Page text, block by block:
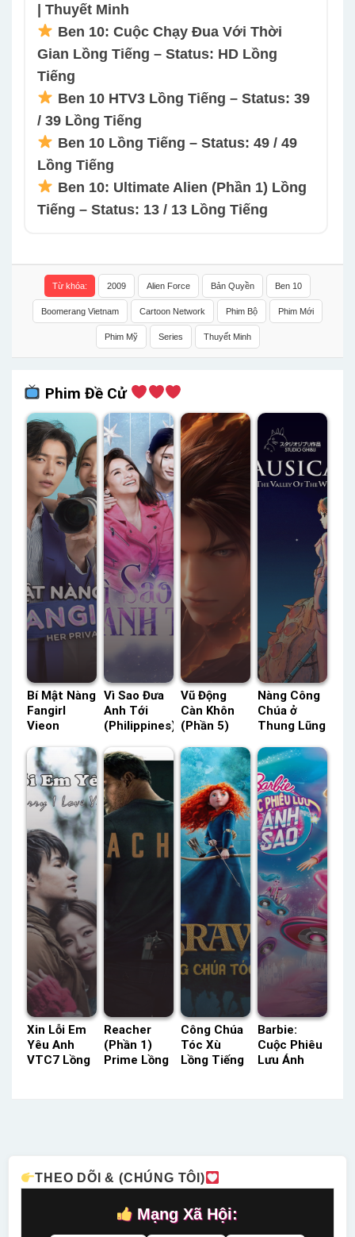
| Thuyết Minh
Ben 10: Cuộc Chạy Đua Với Thời
Gian Lồng Tiếng – Status: HD Lồng
Tiếng
Ben 10 HTV3 Lồng Tiếng – Status: 39
/ 39 Lồng Tiếng
Ben 10 Lồng Tiếng – Status: 49 / 49
Lồng Tiếng
Ben 10: Ultimate Alien (Phần 1) Lồng
Tiếng – Status: 13 / 13 Lồng Tiếng
Từ khóa: 2009 Alien Force Bản Quyền Ben 10
Boomerang Vietnam Cartoon Network Phim Bộ Phim Mới
Phim Mỹ Series Thuyết Minh
Phim Đề Cử
Bí Mật Nàng
Fangirl
Vieon
Minh –
Status: 16 /
16 Thuyết
Minh
Vì Sao Đưa
Anh Tới
(Philippines)
Tiếng –
Status: 31 /
31 Lồng
Tiếng
Vũ Động
Càn Khôn
(Phần 5)
Minh –
Status: 12 /
12 Thuyết
Minh
Nàng Công
Chúa ở
Thung Lũng
Lồng Tiếng
– Status:
HD Lồng
Tiếng
Xin Lỗi Em
Yêu Anh
VTC7 Lồng
Reacher
(Phần 1)
Prime Lồng
Công Chúa
Tóc Xù
Lồng Tiếng
Barbie:
Cuộc Phiêu
Lưu Ánh
THEO DÕI & (CHÚNG TÔI)
Mạng Xã Hội: